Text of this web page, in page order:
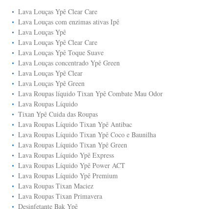
Lava Louças Ypê Clear Care
Lava Louças com enzimas ativas Ipê
Lava Louças Ypê
Lava Louças Ypê Clear Care
Lava Louças Ypê Toque Suave
Lava Louças concentrado Ypê Green
Lava Louças Ypê Clear
Lava Louças Ypê Green
Lava Roupas líquido Tixan Ypê Combate Mau Odor
Lava Roupas Líquido
Tixan Ypê Cuida das Roupas
Lava Roupas Líquido Tixan Ypê Antibac
Lava Roupas Líquido Tixan Ypê Coco e Baunilha
Lava Roupas Líquido Tixan Ypê Green
Lava Roupas Líquido Ypê Express
Lava Roupas Líquido Ypê Power ACT
Lava Roupas Líquido Ypê Premium
Lava Roupas Tixan Maciez
Lava Roupas Tixan Primavera
Desinfetante Bak Ypê